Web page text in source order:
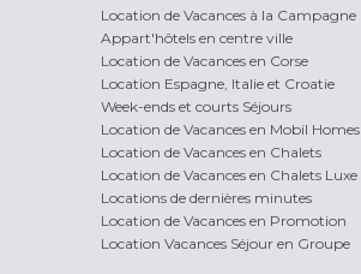
Location de Vacances à la Campagne
Appart'hôtels en centre ville
Location de Vacances en Corse
Location Espagne, Italie et Croatie
Week-ends et courts Séjours
Location de Vacances en Mobil Homes
Location de Vacances en Chalets
Location de Vacances en Chalets Luxe
Locations de dernières minutes
Location de Vacances en Promotion
Location Vacances Séjour en Groupe